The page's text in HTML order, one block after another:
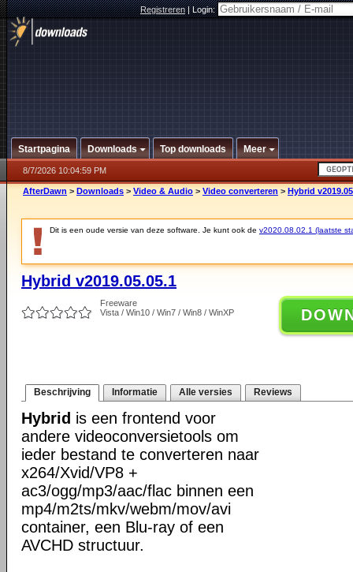
Registreren|Login:
Startpagina Downloads Top downloads Meer
8/7/2026 10:04:59 PM
AfterDawn > Downloads > Video & Audio > Video converteren > Hybrid
Dit is een oude versie van deze software. Je kunt ook de v2020.08.02.1 (laatste
Hybrid v2019.05.05.1
Freeware
Vista / Win10 / Win7 / Win8 / WinXP
Beschrijving Informatie Alle versies Reviews
Hybrid is een frontend voor
andere videoconversietools om
ieder bestand te converteren naar
x264/Xvid/VP8 +
ac3/ogg/mp3/aac/flac binnen een
mp4/m2ts/mkv/webm/mov/avi
container, een Blu-ray of een
AVCHD structuur.